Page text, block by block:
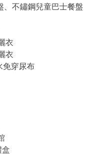
、不鏽鋼兒童巴士餐盤
衣
衣
免穿尿布